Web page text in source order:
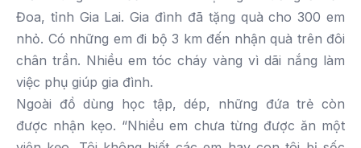
Đoa, tỉnh Gia Lai. Gia đình đã tặng quà cho 300 em
nhỏ. Có những em đi bộ 3 km đến nhận quà trên đôi
chân trần. Nhiều em tóc cháy vàng vì dãi nắng làm
việc phụ giúp gia đình.
Ngoài đồ dùng học tập, dép, những đứa trẻ còn
được nhận kẹo. “Nhiều em chưa từng được ăn một